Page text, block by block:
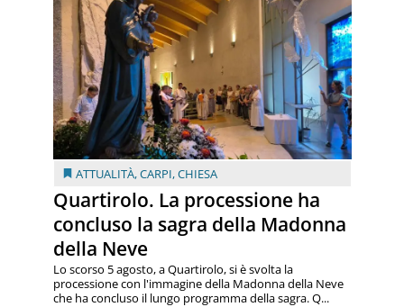
ATTUALITÀ,CARPI,CHIESA
Quartirolo. La processione ha
concluso la sagra della Madonna
della Neve
Lo scorso 5 agosto, a Quartirolo, si è svolta la
processione con l'immagine della Madonna della Neve
che ha concluso il lungo programma della sagra. Q...